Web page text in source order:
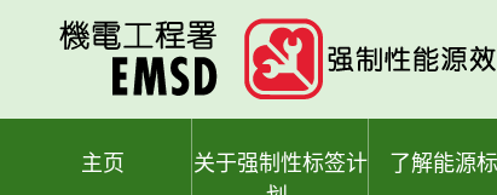
主页
关于强制性标签计
了解能源